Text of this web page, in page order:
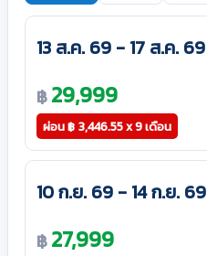
13 ส.ค. 69 - 17 ส.ค. 69
฿29,999
ผ่อน฿ 3,446.55 x 9 เดือน
10 ก.ย. 69 - 14 ก.ย. 69
฿27,999